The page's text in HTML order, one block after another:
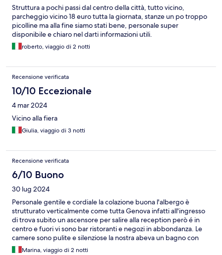
Struttura a pochi passi dal centro della città, tutto vicino,
parcheggio vicino 18 euro tutta la giornata, stanze un po troppo
picolline ma alla fine siamo stati bene, personale super
disponibile e chiaro nel darti informazioni utili.
roberto, viaggio di 2 notti
Recensione verificata
10/10 Eccezionale
4 mar 2024
Vicino alla fiera
Giulia, viaggio di 3 notti
Recensione verificata
6/10 Buono
30 lug 2024
Personale gentile e cordiale la colazione buona l'albergo è
strutturato verticalmente come tutta Genova infatti all'ingresso
di trova subito un ascensore per salire alla reception però é in
centro e fuori vi sono bar ristoranti e negozi in abbondanza. Le
camere sono pulite e silenziose la nostra abeva un bagno con
addirittura la vasca
Marina, viaggio di 2 notti